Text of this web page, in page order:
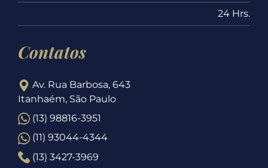
24 Hrs.
Contatos
Av. Rua Barbosa, 643
Itanhaém, São Paulo
(13) 98816-3951
(11) 93044-4344
(13) 3427-3969